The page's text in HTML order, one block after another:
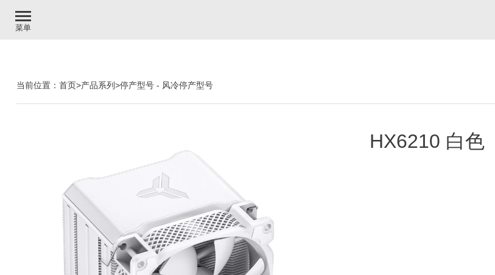
菜单
当前位置： 首页>产品系列>停产型号- 风冷停产型号
HX6210 白色